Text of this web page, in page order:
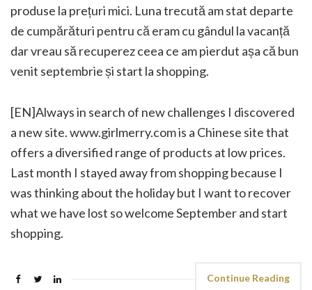
produse la prețuri mici. Luna trecută am stat departe
de cumpărături pentru că eram cu gândul la vacanță
dar vreau să recuperez ceea ce am pierdut așa că bun
venit septembrie și start la shopping.
[EN]Always in search of new challenges I discovered
a new site. www.girlmerry.com is a Chinese sitethat
offers a diversified range of products at low prices.
Last month I stayed away from shopping because I
was thinking about the holiday but I want to recover
what we have lost so welcome September and start
shopping.
Continue Reading